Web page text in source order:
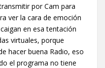
por Cam para
ver la cara de emoción
en esa tentación
virtuales, porque
hacer buena Radio, eso
el programa no tiene